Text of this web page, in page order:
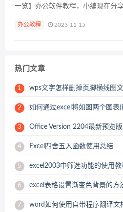
一览】办公软件教程，小编现在分
分钟。 办公教程内容图文 2、按住
办公教程 2023-11-15
热门文章
1 wps文字怎样删掉页脚横线图
2 如何通过excel将如图两个图表
3 Office Version 2204最新预览版发
4 Excel四舍五入函数使用总结
5 excel2003中筛选功能的使用教
6 excel表格设置渐变色背景的方
7 word如何使用自带程序翻译文